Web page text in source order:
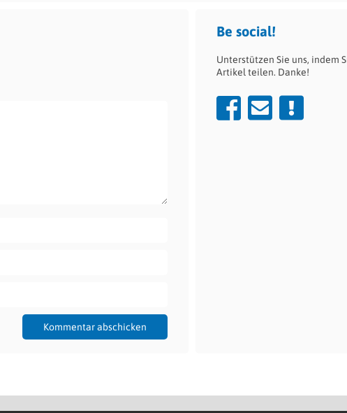
Be social!
Unterstützen Sie uns, indem
Artikel teilen. Danke!